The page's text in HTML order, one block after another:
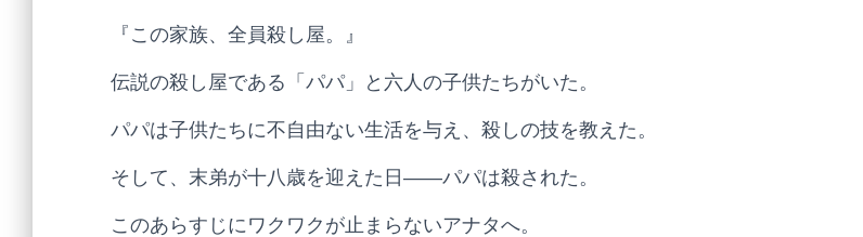
『この家族、全員殺し屋。』
伝説の殺し屋である「パパ」と六人の子供たちがいた。
パパは子供たちに不自由ない生活を与え、殺しの技を教えた。
そして、末弟が十八歳を迎えた日――パパは殺された。
このあらすじにワクワクが止まらないアナタへ。